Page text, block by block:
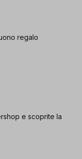
regalo
e scoprite la